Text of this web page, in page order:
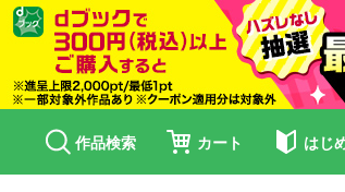
作品検索 カート はじ